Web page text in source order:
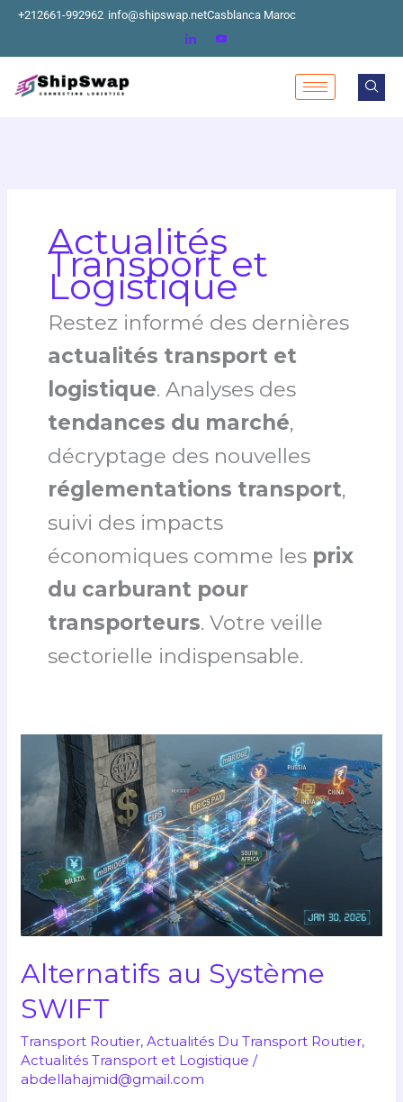
Aller
contenu
+212661-992962 info@shipswap.netCasblanca Maroc
Actualités
Transport et
Logistique
Restez informé des dernières
actualités transport et
logistique. Analyses des
tendances du marché,
décryptage des nouvelles
réglementations transport,
suivi des impacts
économiques comme les prix
du carburant pour
transporteurs. Votre veille
sectorielle indispensable.
Alternatifs au Système
SWIFT
Transport Routier,Actualités Du Transport Routier,
Actualités Transport et Logistique /
abdellahajmid@gmail.com
Alternatifs
Système
SWIFT